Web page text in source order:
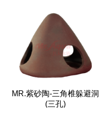
MR.紫砂陶-三角椎躲避洞
(三孔)